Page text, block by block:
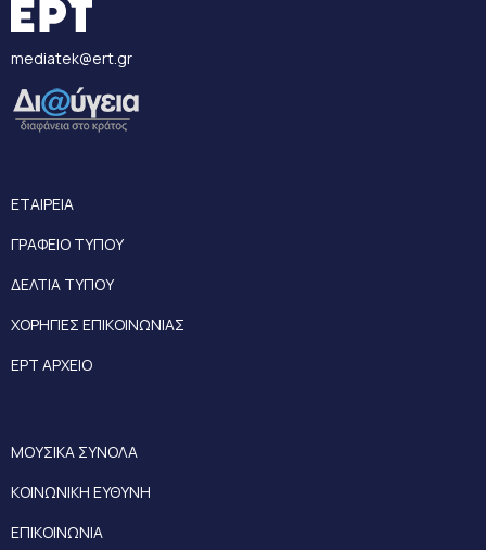
mediatek@ert.gr
ΕΤΑΙΡΕΙΑ
ΓΡΑΦΕΙΟ ΤΥΠΟΥ
ΔΕΛΤΙΑ ΤΥΠΟΥ
ΧΟΡΗΓΙΕΣ ΕΠΙΚΟΙΝΩΝΙΑΣ
ΕΡΤ ΑΡΧΕΙΟ
ΜΟΥΣΙΚΑ ΣΥΝΟΛΑ
ΚΟΙΝΩΝΙΚΗ ΕΥΘΥΝΗ
ΕΠΙΚΟΙΝΩΝΙΑ